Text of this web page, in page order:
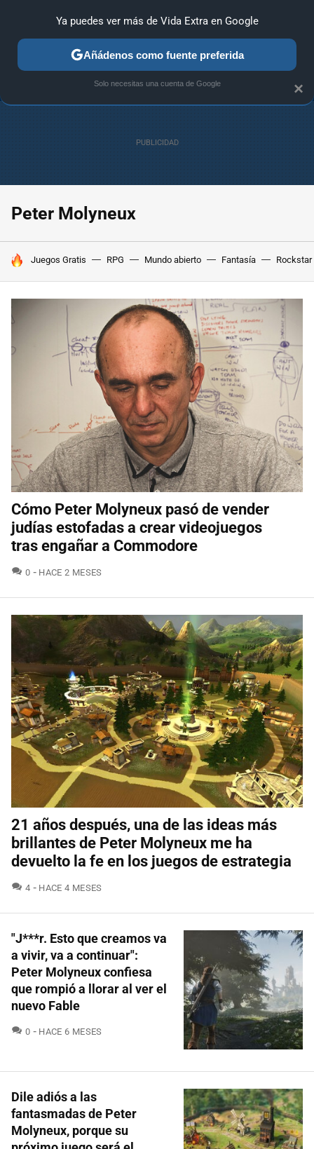
ANÁLISIS GUÍAS Y TRUCOS PC SONY NINTENDO
Peter Molyneux
HOY SE HABLA DE
Juegos Gratis RPG Mundo abierto Fantasía Rockstar
Cómo Peter Molyneux pasó de vender
judías estofadas a crear videojuegos
tras engañar a Commodore
0 COMENTARIOS
HACE 2 MESES
21 años después, una de las ideas más
brillantes de Peter Molyneux me ha
devuelto la fe en los juegos de estrategia
4 COMENTARIOS
HACE 4 MESES
"J***r. Esto que creamos va
a vivir, va a continuar":
Peter Molyneux confiesa
que rompió a llorar al ver el
nuevo Fable
0 COMENTARIOS
HACE 6 MESES
Dile adiós a las
fantasmadas de Peter
Molyneux, porque su
×
Ya puedes ver más de Vida Extra en Google
Añádenos como fuente preferida
Solo necesitas una cuenta de Google